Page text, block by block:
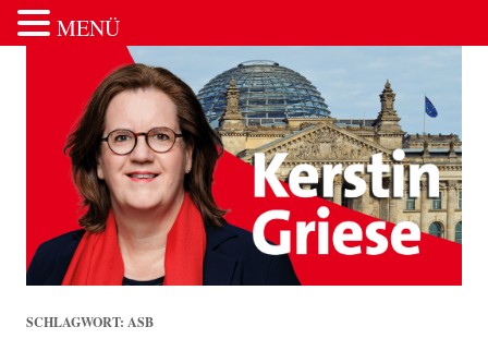
Zum Inhalt springen
SCHLAGWORT: ASB
MENÜ